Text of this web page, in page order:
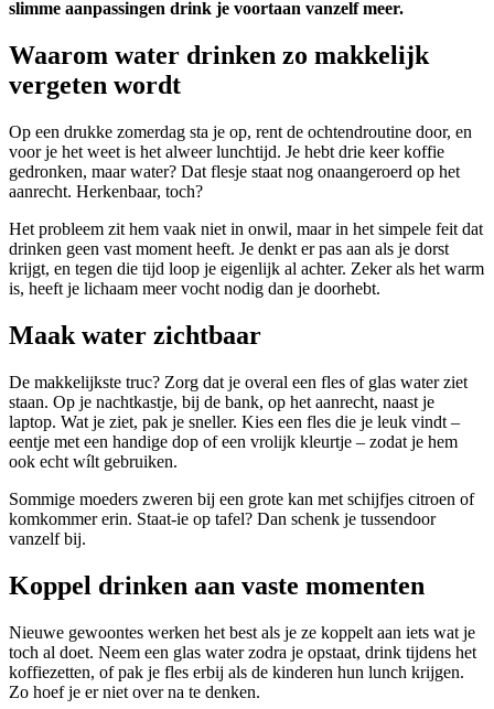
slimme aanpassingen drink je voortaan vanzelf meer.
Waarom water drinken zo makkelijk
vergeten wordt
Op een drukke zomerdag sta je op, rent de ochtendroutine door, en
voor je het weet is het alweer lunchtijd. Je hebt drie keer koffie
gedronken, maar water? Dat flesje staat nog onaangeroerd op het
aanrecht. Herkenbaar, toch?
Het probleem zit hem vaak niet in onwil, maar in het simpele feit dat
drinken geen vast moment heeft. Je denkt er pas aan als je dorst
krijgt, en tegen die tijd loop je eigenlijk al achter. Zeker als het warm
is, heeft je lichaam meer vocht nodig dan je doorhebt.
Maak water zichtbaar
De makkelijkste truc? Zorg dat je overal een fles of glas water ziet
staan. Op je nachtkastje, bij de bank, op het aanrecht, naast je
laptop. Wat je ziet, pak je sneller. Kies een fles die je leuk vindt –
eentje met een handige dop of een vrolijk kleurtje – zodat je hem
ook echt wílt gebruiken.
Sommige moeders zweren bij een grote kan met schijfjes citroen of
komkommer erin. Staat-ie op tafel? Dan schenk je tussendoor
vanzelf bij.
Koppel drinken aan vaste momenten
Nieuwe gewoontes werken het best als je ze koppelt aan iets wat je
toch al doet. Neem een glas water zodra je opstaat, drink tijdens het
koffiezetten, of pak je fles erbij als de kinderen hun lunch krijgen.
Zo hoef je er niet over na te denken.